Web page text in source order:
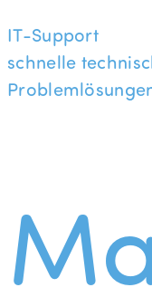
IT-Support
schnelle